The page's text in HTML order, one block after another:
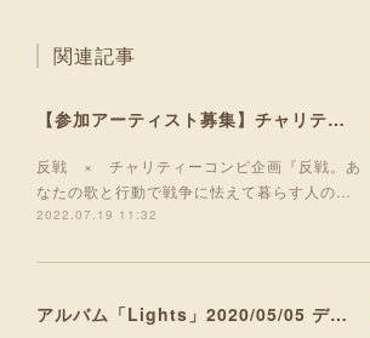
関連記事
【参加アーティスト募集】チャリティーコンピアルバム「No War」参加者募集開始！
反戦 × チャリティーコンピ企画『反戦。あ
なたの歌と行動で戦争に怯えて暮らす人の…
2022.07.19 11:32
アルバム「Lights」2020/05/05 デジタルリリース！